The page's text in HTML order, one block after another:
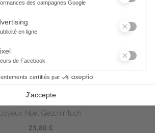
Joyeux Noël Geschirrtuch
23,80 €